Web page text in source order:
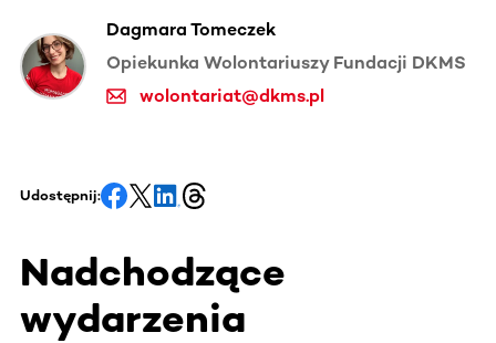
Dagmara Tomeczek
Opiekunka Wolontariuszy Fundacji DKMS
wolontariat@dkms.pl
Udostępnij:
Nadchodzące
wydarzenia